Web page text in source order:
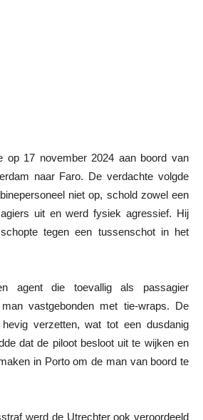
op 17 november 2024 aan boord van
naar Faro. De verdachte volgde
niet op, schold zowel een
uit en werd fysiek agressief. Hij
tegen een tussenschot in het
agent die toevallig als passagier
vastgebonden met tie-wraps. De
verzetten, wat tot een dusdanig
dat de piloot besloot uit te wijken en
in Porto om de man van boord te
werd de Utrechter ook veroordeeld